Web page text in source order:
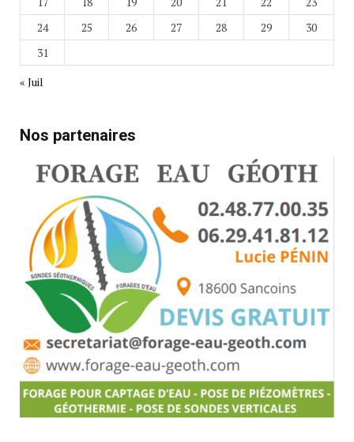
24
25 26 27 28 29
30
31
« Juil
Nos partenaires